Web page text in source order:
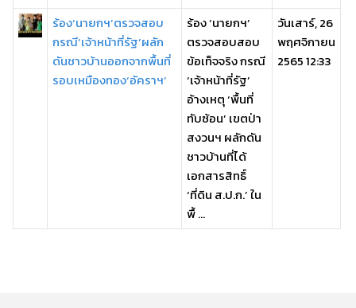
ร้อง‘นายกฯ’ตรวจสอบ
กรณี‘เจ้าหน้าที่รัฐ’ผลัก
ดันชาวบ้านออกจากพื้นที่
รอบเหมืองทอง‘อัคราฯ’
ร้อง ‘นายกฯ’
ตรวจสอบสอบ
ข้อเท็จจริง กรณี
‘เจ้าหน้าที่รัฐ’
อ้างเหตุ ‘พื้นที่
ทับซ้อน’ เขตป่า
สงวนฯ ผลักดัน
ชาวบ้านที่ได้
เอกสารสิทธิ์
‘ที่ดิน ส.ป.ก.’ ใน
พื้ ...
วันเสาร์, 26
พฤศจิกายน
2565 12:33